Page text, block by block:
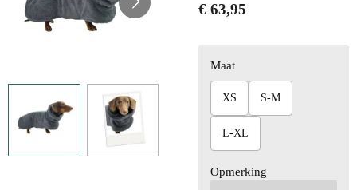
€ 63,95
Maat
XS S-M
L-XL
Opmerking